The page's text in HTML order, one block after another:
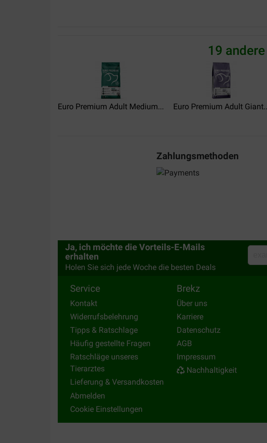
Bedankt voor de goede service!
Translate to English
19
Euro Premium Adult Medium... Euro Premium Adult
Zahlungsmethoden
Ja, ich möchte die Vorteils-E-Mails
erhalten
Holen Sie sich jede Woche die besten Deals
Service
Kontakt
Widerrufsbelehrung
Tipps & Ratschlage
Häufig gestellte Fragen
Ratschläge unseres
Tierarztes
Lieferung & Versandkosten
Abmelden
Cookie Einstellungen
Brekz
Über uns
Karriere
Datenschutz
AGB
Impressum
Nachhaltigkeit